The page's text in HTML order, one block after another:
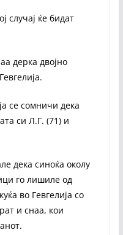
случај ќе бидат
дерка двојно
се сомничи дека
си Л.Г. (71) и
дека синоќа околу
го лишиле од
во Гевгелија со
и снаа, кои